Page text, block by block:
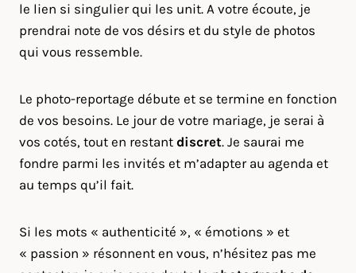
le lien si singulier qui les unit. A votre écoute, je
prendrai note de vos désirs et du style de photos
qui vous ressemble.
Le photo-reportage débute et se termine en fonction
de vos besoins. Le jour de votre mariage, je serai à
vos cotés, tout en restant discret. Je saurai me
fondre parmi les invités et m’adapter au agenda et
au temps qu’il fait.
Si les mots « authenticité », « émotions » et
« passion » résonnent en vous, n’hésitez pas me